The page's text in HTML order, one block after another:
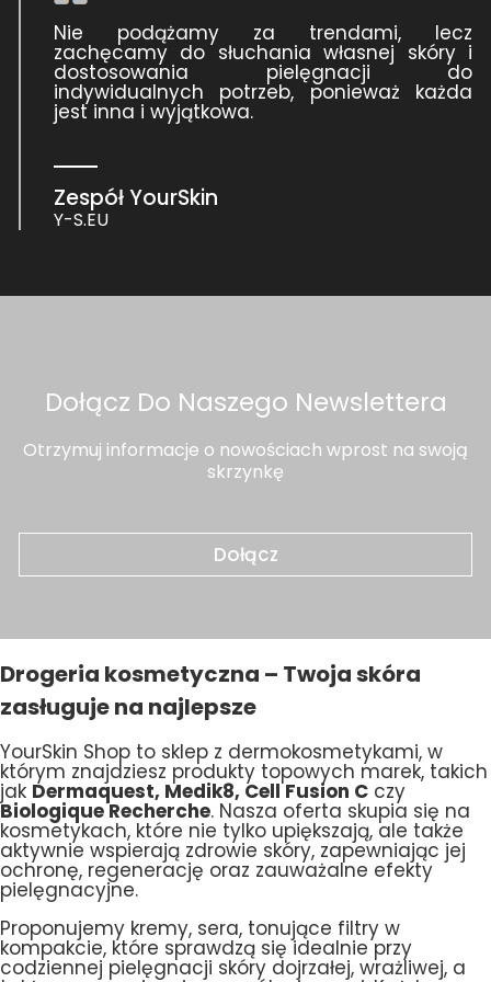
Nie podążamy za trendami, lecz
zachęcamy do słuchania własnej skóry i
dostosowania pielęgnacji do
indywidualnych potrzeb, ponieważ każda
jest inna i wyjątkowa.
Zespół YourSkin
Y-S.EU
Dołącz Do Naszego Newslettera
Otrzymuj informacje o nowościach wprost na swoją
skrzynkę
Dołącz
Drogeria kosmetyczna – Twoja skóra
zasługuje na najlepsze
YourSkin Shop to sklep z dermokosmetykami, w
którym znajdziesz produkty topowych marek, takich
jak Dermaquest, Medik8, Cell Fusion C czy
Biologique Recherche. Nasza oferta skupia się na
kosmetykach, które nie tylko upiększają, ale także
aktywnie wspierają zdrowie skóry, zapewniając jej
ochronę, regenerację oraz zauważalne efekty
pielęgnacyjne.
Proponujemy kremy, sera, tonujące filtry w
kompakcie, które sprawdzą się idealnie przy
codziennej pielęgnacji skóry dojrzałej, wrażliwej, a